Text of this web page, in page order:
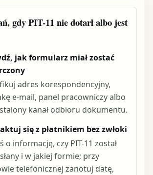
gdy PIT-11 nie dotarł albo jest
jak formularz miał zostać
adres korespondencyjny,
e-mail, panel pracowniczy albo
kanał odbioru dokumentu.
się z płatnikiem bez zwłoki
o informację, czy PIT-11 został
i w jakiej formie; przy
telefonicznej zanotuj datę,